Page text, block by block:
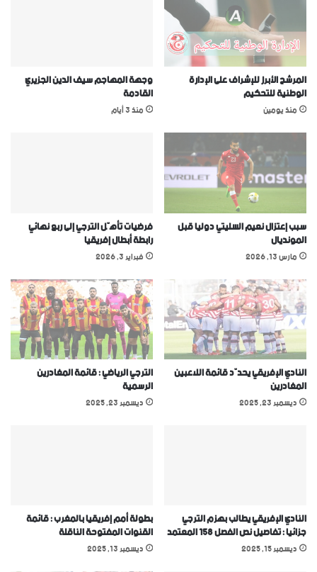
المرشح الأبرز للإشراف على الإدارة
الوطنية للتحكيم
منذ يومين
وجهة المهاجم سيف الدين الجزيري
القادمة
منذ 3 أيام
سبب إعتزال نعيم السليتي دوليا قبل
المونديال
مارس 13, 2026
فرضيات تأهّل الترجي إلى ربع نهائي
رابطة أبطال إفريقيا
فبراير 3, 2026
النادي الإفريقي يحدّد قائمة اللاعبين
المغادرين
ديسمبر 23, 2025
الترجي الرياضي : قائمة المغادرين
الرسمية
ديسمبر 23, 2025
النادي الإفريقي يطالب بهزم الترجي
جزائيا : تفاصيل نص الفصل 158 المعتمد
ديسمبر 15, 2025
بطولة أمم إفريقيا بالمغرب : قائمة
القنوات المفتوحة الناقلة
ديسمبر 13, 2025